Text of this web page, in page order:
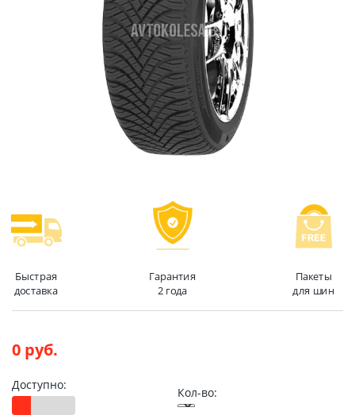
Быстрая
доставка
Гарантия
2 года
Пакеты
для шин
0 руб.
Доступно:
Кол-во: